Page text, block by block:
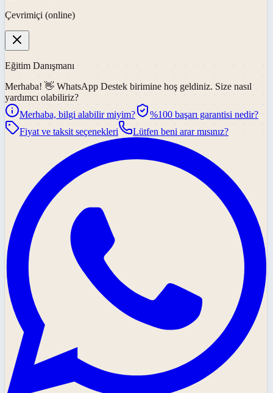
Çevrimiçi (online)
Eğitim Danışmanı
Merhaba! 👋 WhatsApp Destek birimine hoş geldiniz. Size nasıl
yardımcı olabiliriz?
Merhaba, bilgi alabilir miyim?
%100 başarı garantisi nedir?
Fiyat ve taksit seçenekleri
Lütfen beni arar mısınız?